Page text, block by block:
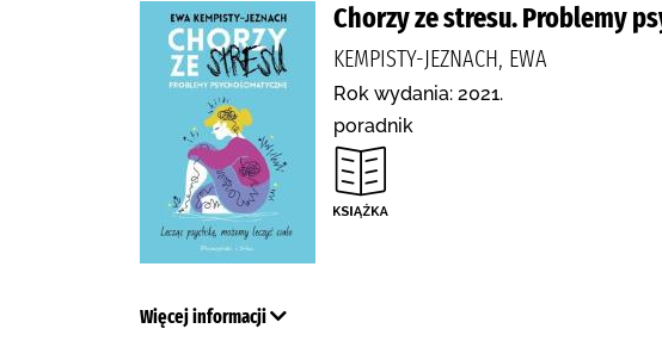
Chorzy ze stresu. Problemy
KEMPISTY-JEZNACH, EWA
Rok wydania: 2021.
poradnik
Więcej informacji